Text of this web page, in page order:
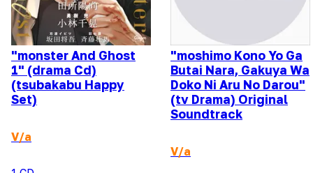
"monster And Ghost
1" (drama Cd)
(tsubakabu Happy
Set)
V/a
"moshimo Kono Yo Ga
Butai Nara, Gakuya Wa
Doko Ni Aru No Darou"
(tv Drama) Original
Soundtrack
V/a